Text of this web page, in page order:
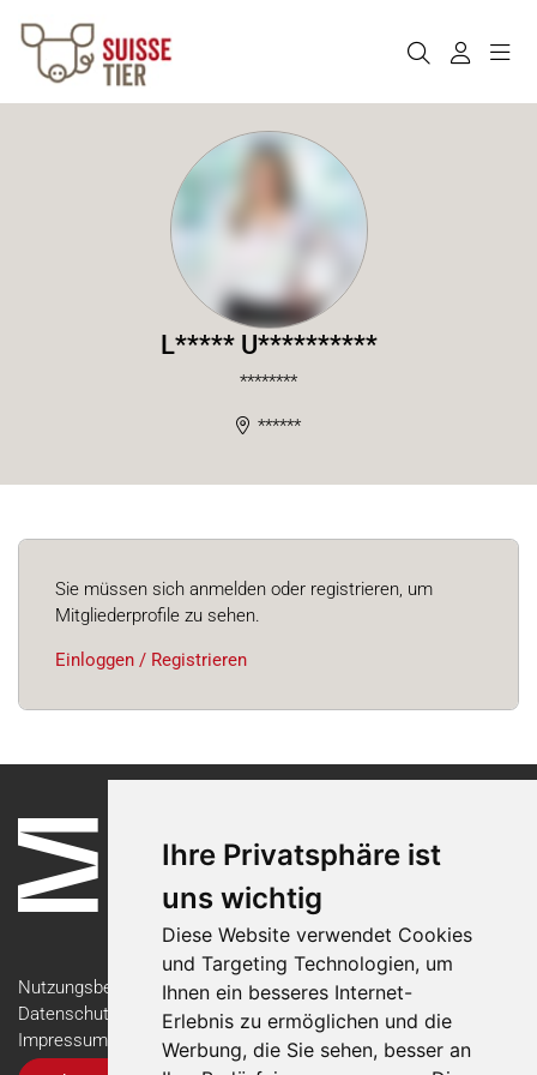
Ihre Privatsphäre ist
uns wichtig
Diese Website verwendet Cookies
und Targeting Technologien, um
Ihnen ein besseres Internet-
Erlebnis zu ermöglichen und die
Werbung, die Sie sehen, besser an
L***** U**********
********
******
Sie müssen sich anmelden oder registrieren, um
Mitgliederprofile zu sehen.
Einloggen / Registrieren
Nutzungsbedingungen
Datenschutzerklärung
Impressum